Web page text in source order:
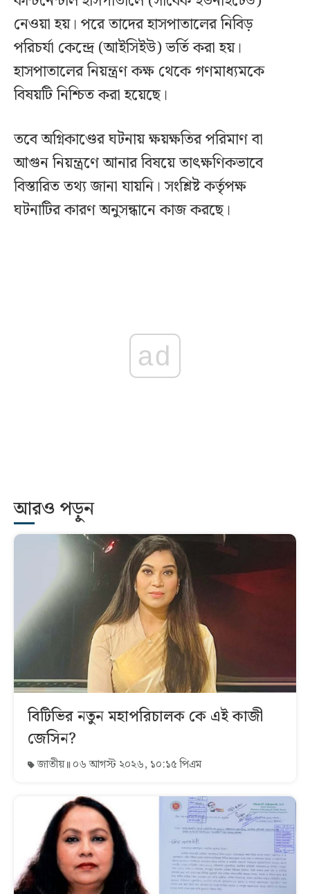
নেওয়া হয়। পরে তাদের হাসপাতালের নিবিড়
পরিচর্যা কেন্দ্রে (আইসিইউ) ভর্তি করা হয়।
হাসপাতালের নিয়ন্ত্রণ কক্ষ থেকে গণমাধ্যমকে
বিষয়টি নিশ্চিত করা হয়েছে।
তবে অগ্নিকাণ্ডের ঘটনায় ক্ষয়ক্ষতির পরিমাণ বা
আগুন নিয়ন্ত্রণে আনার বিষয়ে তাৎক্ষণিকভাবে
বিস্তারিত তথ্য জানা যায়নি। সংশ্লিষ্ট কর্তৃপক্ষ
ঘটনাটির কারণ অনুসন্ধানে কাজ করছে।
ad
আরও পড়ুন
বিটিভির নতুন মহাপরিচালক কে এই কাজী
জেসিন?
জাতীয় ০৬ আগস্ট ২০২৬, ১০:১৫ পিএম